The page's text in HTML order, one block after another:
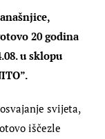
20 godina
u sklopu
svijeta,
iščezle